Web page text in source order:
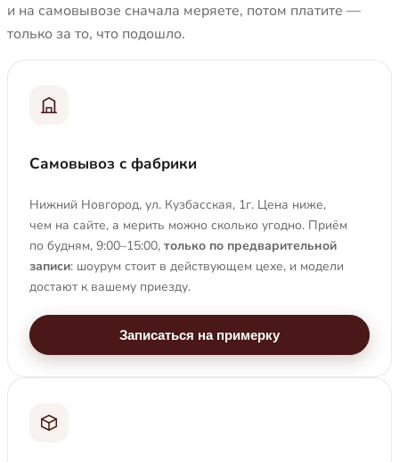
и на самовывозе сначала меряете, потом платите —
только за то, что подошло.
Самовывоз с фабрики
Нижний Новгород, ул. Кузбасская, 1г. Цена ниже,
чем на сайте, а мерить можно сколько угодно. Приём
по будням, 9:00–15:00, только по предварительной
записи: шоурум стоит в действующем цехе, и модели
достают к вашему приезду.
Записаться на примерку